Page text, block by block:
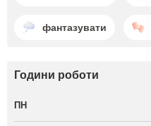
фантазувати
Години роботи
ПН